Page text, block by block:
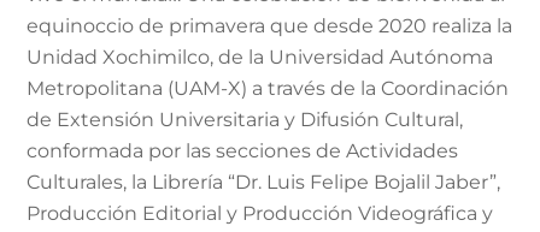
equinoccio de primavera que desde 2020 realiza la
Unidad Xochimilco, de la Universidad Autónoma
Metropolitana (UAM-X) a través de la Coordinación
de Extensión Universitaria y Difusión Cultural,
conformada por las secciones de Actividades
Culturales, la Librería “Dr. Luis Felipe Bojalil Jaber”,
Producción Editorial y Producción Videográfica y